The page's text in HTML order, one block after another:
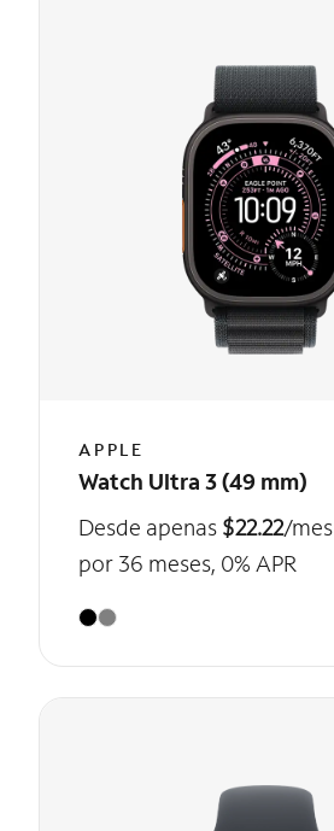
APPLE
Watch Ultra 3 (49 mm)
Desde apenas $22.22/mes
por 36 meses, 0% APR